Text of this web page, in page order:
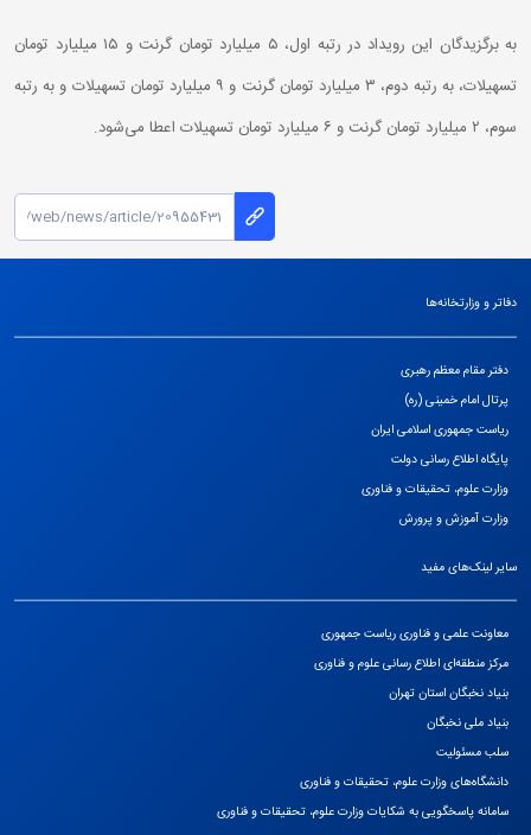
به برگزیدگان این رویداد در رتبه اول، ۵ میلیارد تومان گرنت و ۱۵ میلیارد تومان
تسهیلات، به رتبه دوم، ۳ میلیارد تومان گرنت و ۹ میلیارد تومان تسهیلات و به رتبه
سوم، ۲ میلیارد تومان گرنت و ۶ میلیارد تومان تسهیلات اعطا می‌شود.
دفاتر و وزارتخانه‌ها
دفتر مقام معظم رهبری
پرتال امام خمینی (ره)
ریاست جمهوری اسلامی ایران
پایگاه اطلاع رسانی دولت
وزارت علوم، تحقیقات و فناوری
وزارت آموزش و پرورش
سایر لینک‌های مفید
معاونت علمی و فناوری ریاست جمهوری
مرکز منطقه‌ای اطلاع رسانی علوم و فناوری
بنیاد نخبگان استان تهران
بنیاد ملی نخبگان
سلب مسئولیت
دانشگاه‌های وزارت علوم، تحقیقات و فناوری
سامانه پاسخگویی به شکایات وزارت علوم، تحقیقات و فناوری